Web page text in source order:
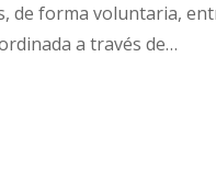
de forma voluntaria,
a través de…